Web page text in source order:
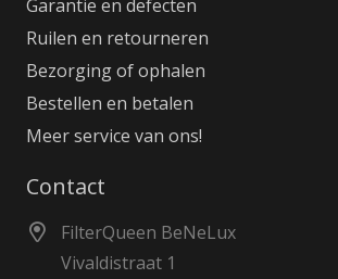
Garantie en defecten
Ruilen en retourneren
Bezorging of ophalen
Bestellen en betalen
Meer service van ons!
Contact
FilterQueen BeNeLux
Vivaldistraat 1